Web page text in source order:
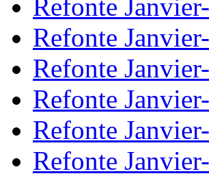
Refonte
Refonte
Refonte
Refonte
Refonte
Refonte